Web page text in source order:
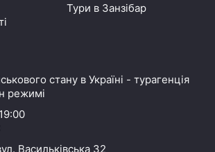
Тури в Занзібар
стану в Україні - турагенція
режимі
Васильківська 32